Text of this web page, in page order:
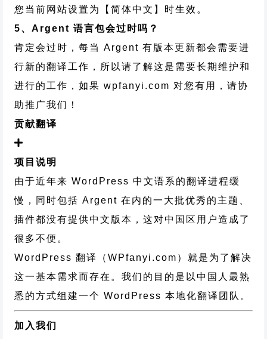
您当前网站设置为【简体中文】时生效。
5、Argent 语言包会过时吗？
肯定会过时，每当 Argent 有版本更新都会需要进
行新的翻译工作，所以请了解这是需要长期维护和
进行的工作，如果 wpfanyi.com 对您有用，请协
助推广我们！
贡献翻译
项目说明
由于近年来 WordPress 中文语系的翻译进程缓
慢，同时包括 Argent 在内的一大批优秀的主题、
插件都没有提供中文版本，这对中国区用户造成了
很多不便。
WordPress 翻译（WPfanyi.com） 就是为了解决
这一基本需求而存在。我们的目的是以中国人最熟
悉的方式组建一个 WordPress 本地化翻译团队。
加入我们